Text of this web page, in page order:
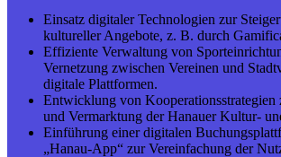
Einsatz digitaler Technologien zur
kultureller Angebote, z. B. durch
Effiziente Verwaltung von
Vernetzung zwischen Vereinen und
digitale Plattformen.
Entwicklung von Kooperationsstrategien
und Vermarktung der Hanauer Kultur-
Einführung einer digitalen
„Hanau-App“ zur Vereinfachung der